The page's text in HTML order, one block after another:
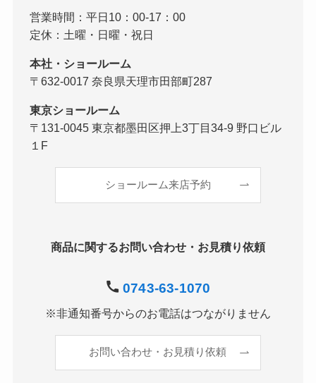
営業時間：平日10：00-17：00
定休：土曜・日曜・祝日
本社・ショールーム
〒632-0017 奈良県天理市田部町287
東京ショールーム
〒131-0045 東京都墨田区押上3丁目34-9 野口ビル
１F
ショールーム来店予約
商品に関するお問い合わせ・お見積り依頼
0743-63-1070
※非通知番号からのお電話はつながりません
お問い合わせ・お見積り依頼